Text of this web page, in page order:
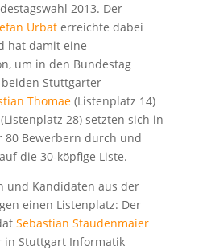
2013. Der
Urbaterreichte dabei
hat damit eine
um in den Bundestag
Stuttgarter
Thomae(Listenplatz 14)
(Listenplatz 28) setzten sich in
80 Bewerbern durch und
die 30-köpfige Liste.
und Kandidaten aus der
einen Listenplatz: Der
Sebastian Staudenmaier
in Stuttgart Informatik